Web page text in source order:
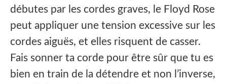
débutes par les cordes graves, le Floyd Rose
peut appliquer une tension excessive sur les
cordes aiguës, et elles risquent de casser.
Fais sonner ta corde pour être sûr que tu es
bien en train de la détendre et non l’inverse,